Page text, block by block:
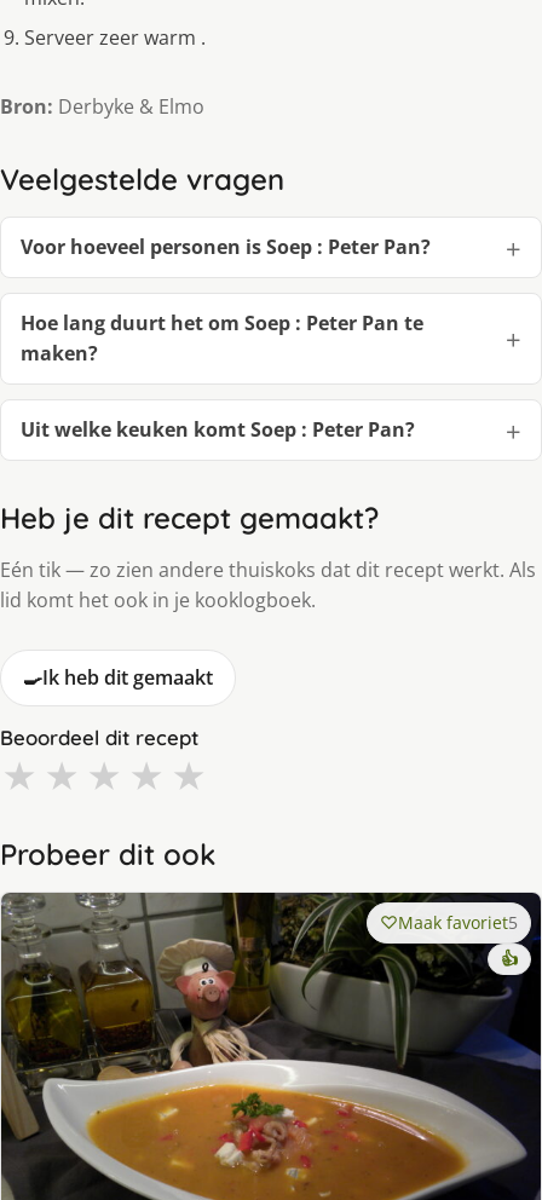
Serveer zeer warm .
Bron: Derbyke & Elmo
Veelgestelde vragen
Voor hoeveel personen is Soep : Peter Pan?
Hoe lang duurt het om Soep : Peter Pan te
maken?
Uit welke keuken komt Soep : Peter Pan?
Heb je dit recept gemaakt?
Eén tik — zo zien andere thuiskoks dat dit recept werkt. Als
lid komt het ook in je kooklogboek.
🍳Ik heb dit gemaakt
Beoordeel dit recept
★ ★ ★ ★ ★
Probeer dit ook
Maak favoriet5
👍